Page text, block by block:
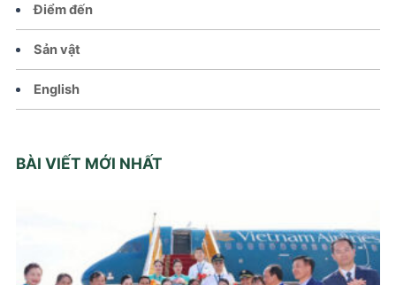
Điểm đến
Sản vật
English
BÀI VIẾT MỚI NHẤT